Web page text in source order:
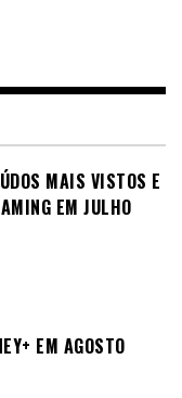
MAIS VISTOS E
EM JULHO
EM AGOSTO